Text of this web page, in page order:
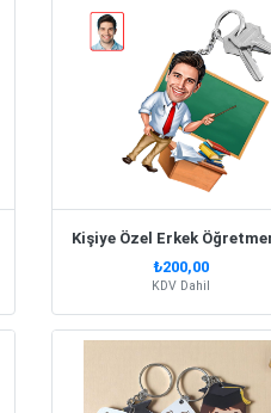
₺200,00
KDV Dahil